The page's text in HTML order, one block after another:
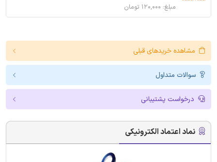
مبلغ: ۱۲۰,۰۰۰ تومان
مشاهده خریدهای قبلی
سوالات متداول
درخواست پشتیبانی
نماد اعتماد الکترونیکی